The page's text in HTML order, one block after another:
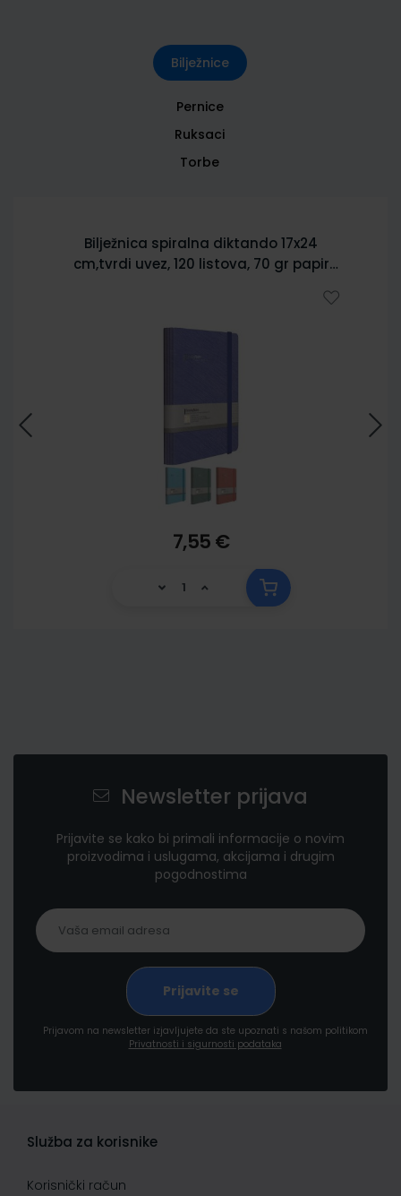
Bilježnice
Pernice
Ruksaci
Torbe
Bilježnica spiralna diktando 17x24
cm,tvrdi uvez, 120 listova, 70 gr papir
7,55 €
Newsletter prijava
Prijavite se kako bi primali informacije o novim
proizvodima i uslugama, akcijama i drugim
pogodnostima
Prijavom na newsletter izjavljujete da ste upoznati s našom politikom
Privatnosti i sigurnosti podataka
Služba za korisnike
Korisnički račun